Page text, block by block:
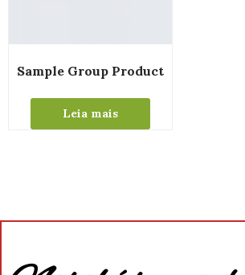
Sample Group Product
Leia mais